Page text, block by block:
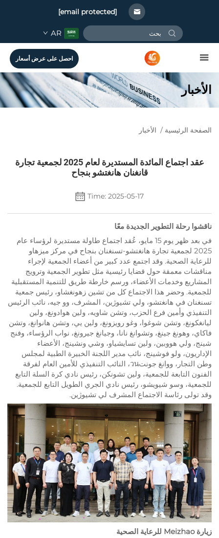
[email protected]
AR
احصل على عرض أسعار
الأخبار
الصفحة الرئيسية / الأخبار
عقد اجتماع المائدة المستديرة لعام 2025 لجمعية تجارة
قانغنان هانغتشو بنجاح
Time: 2025-05-17
ناقشوا رحلة التطوير الجديدة معًا
في بعد ظهر يوم 15 مايو، عُقد اجتماع طاولة مستديرة لرؤساء عام
2025 لجمعية تجارة هانغتشو-تسنغنان بنجاح في مركز ميزهاو
للرعاية الصحية. وقد اجتمع عدد كبير من أعضاء الجمعية لإجراء
مناقشات معمقة حول قضايا رئيسية مثل تطوير الجمعية وترويج
المشاريع وخدمات الأعضاء، ورسم خارطة طريق للتنمية المستقبلية
للجمعية. وحضر هذا الاجتماع كل من تشين زهونغشاو، رئيس جمعية
تسنغنان في هانغتشو، ولي تشيوژين، المشرف، وو جيه، نائب الرئيس
التنفيذي وأمين فرع الحزب، وتشن شاويه، ولين هوادونغ، ولين
ليانغكونغ، وتشن شوغوا، وغو رويزونغ، ولين يي، وتشن هانوانغ، وتشن
فاكاي، وهونغ جينغ، وتشوانغ نانا، وجيانغ جيرونغ، نواب الرؤساء، وفنج
شينج، ولي هووبين، ولين تسايشياو، وشي ونشينج، الأعضاء
الإداريون، ولو فوشينج، نائب مدير اللجنة الخبيرة الطبية لمجلس
وطن التجار، ووانغ جونتวน، النائب التنفيذي للأمين العام لفرقة
الفنون التابعة للجمعية، ولين تشونكن، رئيس نادي كرة السلة التابع
للجمعية، وسو شيويشو، رئيس نادي الجري الطويل التابع للجمعية.
وقد تولى رئاسة الاجتماع المشرف لي تشيوژين.
زيارة Meizhao للرعاية الصحية